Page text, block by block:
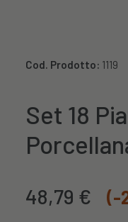
Cod. Prodotto: 1119
Set 18
Il
48,79 € (-